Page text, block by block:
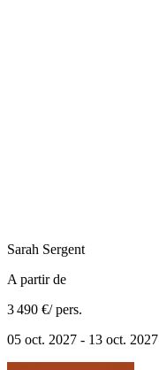
Sarah Sergent
A partir de
3 490 €/ pers.
05 oct. 2027 - 13 oct. 2027